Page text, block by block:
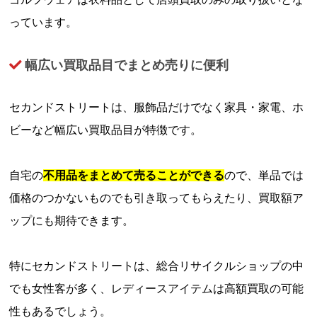
っています。
幅広い買取品目でまとめ売りに便利
セカンドストリートは、服飾品だけでなく家具・家電、ホ
ビーなど幅広い買取品目が特徴です。
自宅の不用品をまとめて売ることができるので、単品では
価格のつかないものでも引き取ってもらえたり、買取額ア
ップにも期待できます。
特にセカンドストリートは、総合リサイクルショップの中
でも女性客が多く、レディースアイテムは高額買取の可能
性もあるでしょう。